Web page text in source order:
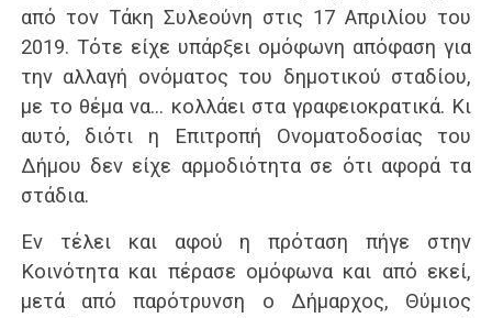
από τον Τάκη Συλεούνη στις 17 Απριλίου του
2019. Τότε είχε υπάρξει ομόφωνη απόφαση για
την αλλαγή ονόματος του δημοτικού σταδίου,
με το θέμα να… κολλάει στα γραφειοκρατικά. Κι
αυτό, διότι η Επιτροπή Ονοματοδοσίας του
Δήμου δεν είχε αρμοδιότητα σε ότι αφορά τα
στάδια.
Εν τέλει και αφού η πρόταση πήγε στην
Κοινότητα και πέρασε ομόφωνα και από εκεί,
μετά από παρότρυνση ο Δήμαρχος, Θύμιος